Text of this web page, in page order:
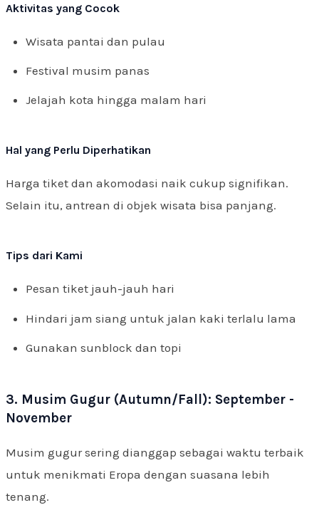
Aktivitas yang Cocok
Wisata pantai dan pulau
Festival musim panas
Jelajah kota hingga malam hari
Hal yang Perlu Diperhatikan
Harga tiket dan akomodasi naik cukup signifikan.
Selain itu, antrean di objek wisata bisa panjang.
Tips dari Kami
Pesan tiket jauh-jauh hari
Hindari jam siang untuk jalan kaki terlalu lama
Gunakan sunblock dan topi
3. Musim Gugur (Autumn/Fall): September -
November
Musim gugur sering dianggap sebagai waktu terbaik
untuk menikmati Eropa dengan suasana lebih
tenang.